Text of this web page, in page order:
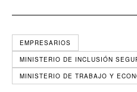
EMPRESARIOS
MINISTERIO DE INCLUSIÓN
MINISTERIO DE TRABAJO Y